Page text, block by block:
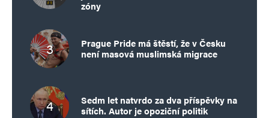
zóny
Prague Pride má štěstí, že v Česku
není masová muslimská migrace
Sedm let natvrdo za dva příspěvky na
sítích. Autor je opoziční politik